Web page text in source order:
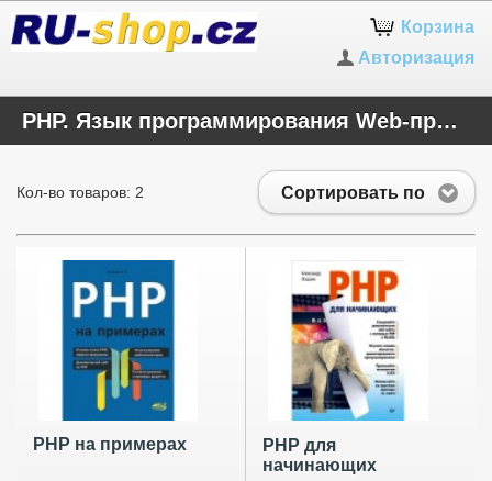
Корзина
Авторизация
PHP. Язык программирования Web-приложений
Сортировать по
Кол-во товаров: 2
PHP на примерах
PHP для
начинающих